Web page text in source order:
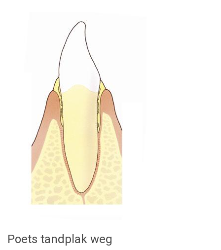
Poets tandplak weg